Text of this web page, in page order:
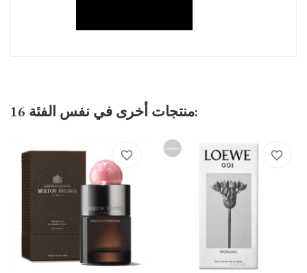
16 منتجات أخرى في نفس الفئة:
favorite_border favorite_border